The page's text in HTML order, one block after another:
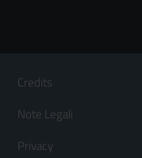
Footer
Menù
orizzontale
Credits
Note Legali
Privacy